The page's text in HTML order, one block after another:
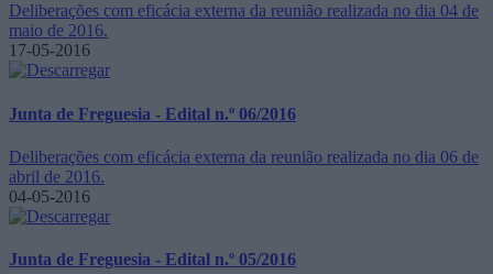
Deliberações com eficácia externa da reunião realizada no dia 04 de
maio de 2016.
17-05-2016
Junta de Freguesia - Edital n.º 06/2016
Deliberações com eficácia externa da reunião realizada no dia 06 de
abril de 2016.
04-05-2016
Junta de Freguesia - Edital n.º 05/2016